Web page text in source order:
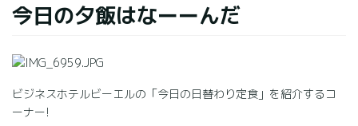
今日の夕飯はなーーんだ
ビジネスホテルビーエルの「今日の日替わり定食」を紹介するコ
ーナー!